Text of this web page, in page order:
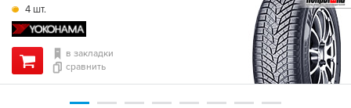
4 шт.
в закладки
сравнить